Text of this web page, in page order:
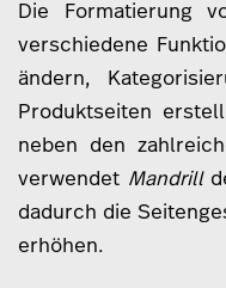
Die Formatierung
verschiedene
ändern,
Produktseiten
neben den
verwendet Mandrill
dadurch die
erhöhen.